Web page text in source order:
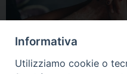
Informativa
Utilizziamo cookie o